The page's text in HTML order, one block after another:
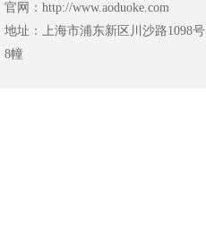
官网：http://www.aoduoke.com
地址：上海市浦东新区川沙路1098号
8幢